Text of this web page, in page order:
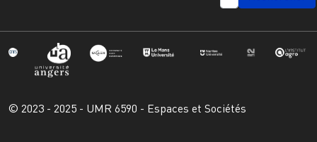
© 2023 - 2025 - UMR 6590 - Espaces et Sociétés